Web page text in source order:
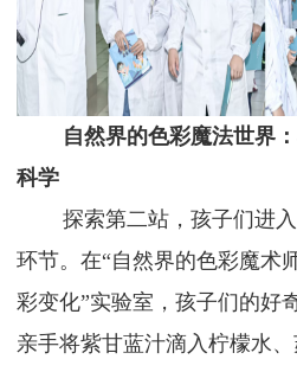
自然界的色彩魔法世界
科学
探索第二站，孩子们进
环节。在“自然界的色彩魔
彩变化”实验室，孩子们的好
亲手将紫甘蓝汁滴入柠檬水